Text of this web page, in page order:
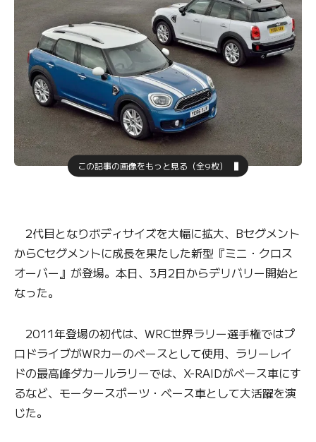
この記事の画像をもっと見る（全9枚）
2代目となりボディサイズを大幅に拡大、Bセグメント
からCセグメントに成長を果たした新型『ミニ・クロス
オーバー』が登場。本日、3月2日からデリバリー開始と
なった。
2011年登場の初代は、WRC世界ラリー選手権ではプ
ロドライブがWRカーのベースとして使用、ラリーレイ
ドの最高峰ダカールラリーでは、X-RAIDがベース車にす
るなど、モータースポーツ・ベース車として大活躍を演
じた。